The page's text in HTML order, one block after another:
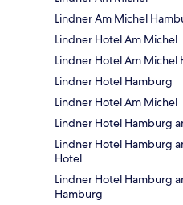
Lindner Am Michel
Lindner Hotel Am Michel
Lindner Hotel Am Michel
Lindner Hotel Hamburg
Lindner Hotel Am Michel
Lindner Hotel Hamburg
Lindner Hotel Hamburg
Hotel
Lindner Hotel Hamburg
Hamburg